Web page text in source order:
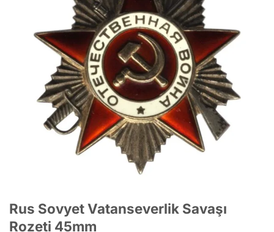
Rus Sovyet Vatanseverlik Savaşı
Rozeti 45mm